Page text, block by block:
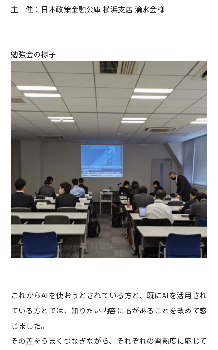
主 催：日本政策金融公庫 横浜支店 滴水会様
勉強会の様子
これからAIを使おうとされている方と、既にAIを活用され
ている方とでは、知りたい内容に幅があることを改めて感
じました。
その差をうまくつなぎながら、それぞれの習熟度に応じて